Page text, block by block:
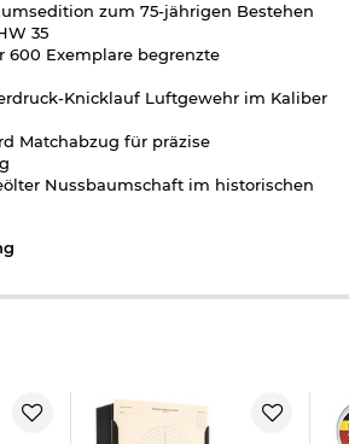
zum 75-jährigen Bestehen
35
600 Exemplare begrenzte
Knicklauf Luftgewehr im Kaliber
Matchabzug für präzise
Nussbaumschaft im historischen
Laufverriegelung mit Keilverschluss
für erhöhten Bedienkomfort
von Weihrauch Sport